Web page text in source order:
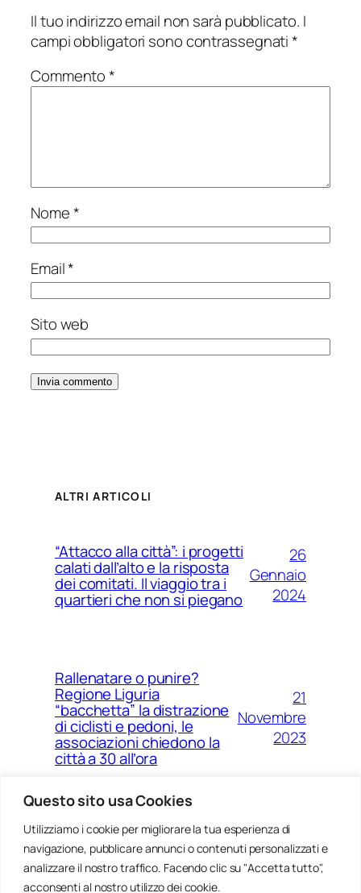
Questo sito usa Cookies
Utilizziamo i cookie per migliorare la tua esperienza di
navigazione, pubblicare annunci o contenuti personalizzati e
analizzare il nostro traffico. Facendo clic su "Accetta tutto",
acconsenti al nostro utilizzo dei cookie.
Il tuo indirizzo email non sarà pubblicato. I
campi obbligatori sono contrassegnati*
Commento*
Nome*
Email*
Sito web
ALTRI ARTICOLI
“Attacco alla città”: i progetti
calati dall’alto e la risposta
dei comitati. Il viaggio tra i
quartieri che non si piegano
26
Gennaio
2024
Rallenatare o punire?
Regione Liguria
“bacchetta” la distrazione
di ciclisti e pedoni, le
associazioni chiedono la
città a 30 all’ora
21
Novembre
2023
Ponte Morandi e quell’anno
zero che non è mai arrivato a
Genova
Agosto
2023